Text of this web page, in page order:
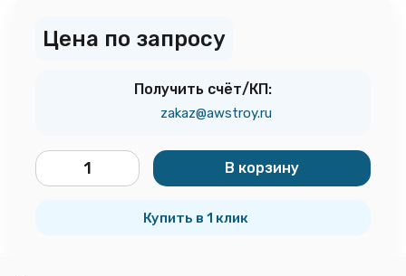
Цена по запросу
Получить счёт/КП:
zakaz@awstroy.ru
В корзину
Купить в 1 клик